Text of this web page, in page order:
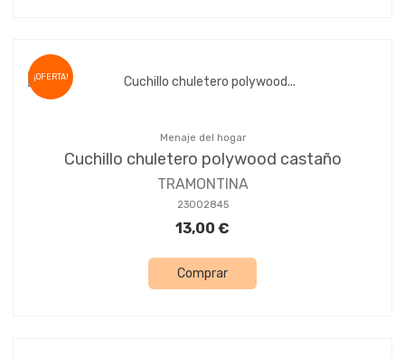
¡OFERTA!
Menaje del hogar
Cuchillo chuletero polywood castaño
TRAMONTINA
23002845
13,00 €
Comprar